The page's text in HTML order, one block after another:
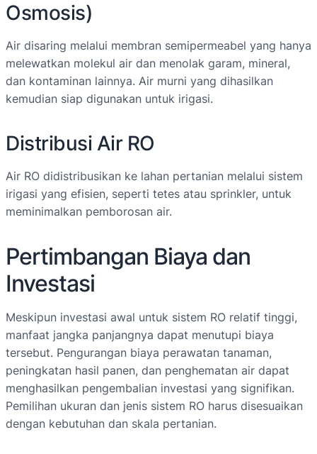
Osmosis)
Air disaring melalui membran semipermeabel yang hanya
melewatkan molekul air dan menolak garam, mineral,
dan kontaminan lainnya. Air murni yang dihasilkan
kemudian siap digunakan untuk irigasi.
Distribusi Air RO
Air RO didistribusikan ke lahan pertanian melalui sistem
irigasi yang efisien, seperti tetes atau sprinkler, untuk
meminimalkan pemborosan air.
Pertimbangan Biaya dan
Investasi
Meskipun investasi awal untuk sistem RO relatif tinggi,
manfaat jangka panjangnya dapat menutupi biaya
tersebut. Pengurangan biaya perawatan tanaman,
peningkatan hasil panen, dan penghematan air dapat
menghasilkan pengembalian investasi yang signifikan.
Pemilihan ukuran dan jenis sistem RO harus disesuaikan
dengan kebutuhan dan skala pertanian.